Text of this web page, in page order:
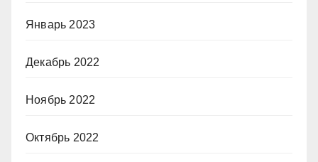
Январь 2023
Декабрь 2022
Ноябрь 2022
Октябрь 2022